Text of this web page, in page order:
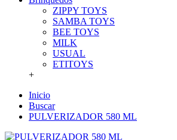
ZIPPY TOYS
SAMBA TOYS
BEE TOYS
MILK
USUAL
ETITOYS
+
Inicio
Buscar
PULVERIZADOR 580 ML